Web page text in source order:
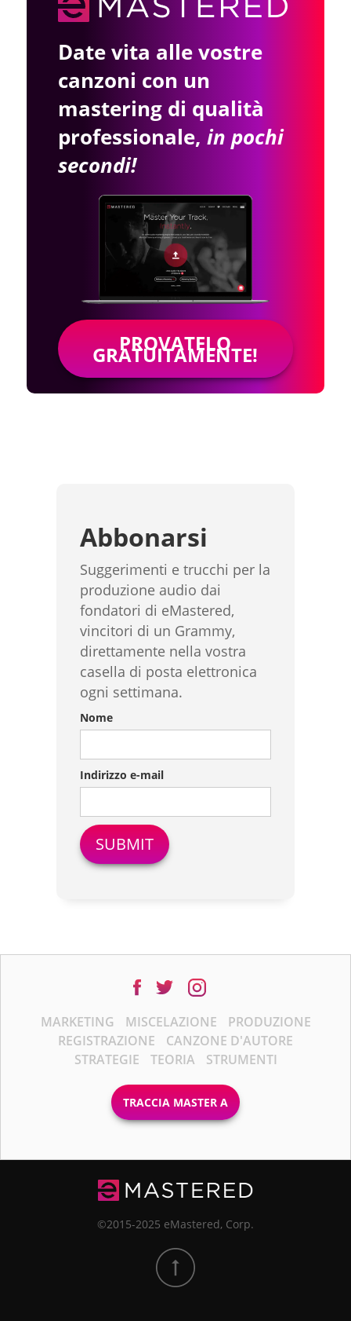
Date vita alle vostre
canzoni con un
mastering di qualità
professionale, in pochi
secondi!
PROVATELO
GRATUITAMENTE!
Abbonarsi
Suggerimenti e trucchi per la
produzione audio dai
fondatori di eMastered,
vincitori di un Grammy,
direttamente nella vostra
casella di posta elettronica
ogni settimana.
Nome
Indirizzo e-mail
MARKETING MISCELAZIONE
PRODUZIONE
REGISTRAZIONE
CANZONE D'AUTORE
STRATEGIE
TEORIA STRUMENTI
TRACCIA MASTER A
©2015-2025 eMastered, Corp.